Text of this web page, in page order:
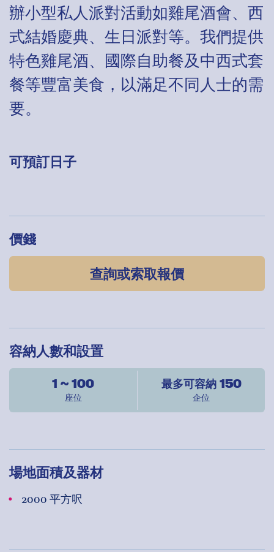
辦小型私人派對活動如雞尾酒會、西
式結婚慶典、生日派對等。我們提供
特色雞尾酒、國際自助餐及中西式套
餐等豐富美食，以滿足不同人士的需
要。
可預訂日子
價錢
查詢或索取報價
容納人數和設置
1 ~ 100
座位
最多可容納 150
企位
場地面積及器材
2000 平方呎